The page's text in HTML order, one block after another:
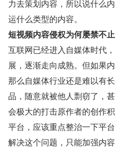
力去策划内容，所以说什么
运什么类型的内容。
短视频内容侵权为何屡禁不止
互联网已经进入自媒体时代
展，逐渐走向成熟。但如果
那么自媒体行业还是难以有
品，随意就被他人剽窃了，
会极大的打击原作者的创作
平台，应该重点整治一下平
解决这个问题，只能加强内